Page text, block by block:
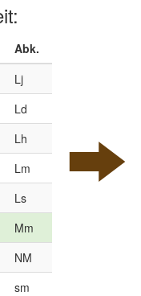
Abk.
Lj
Ld
Lh
Lm
Ls
Mm
NM
sm